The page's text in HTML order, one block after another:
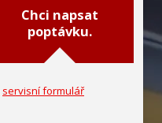
Chci napsat
poptávku.
servisní formulář